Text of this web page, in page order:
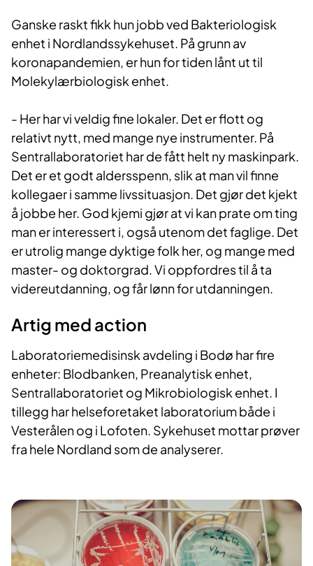
Ganske raskt fikk hun jobb ved Bakteriologisk
enhet i Nordlandssykehuset. På grunn av
koronapandemien, er hun for tiden lånt ut til
Molekylærbiologisk enhet.
- Her har vi veldig fine lokaler. Det er flott og
relativt nytt, med mange nye instrumenter. På
Sentrallaboratoriet har de fått helt ny maskinpark.
Det er et godt aldersspenn, slik at man vil finne
kollegaer i samme livssituasjon. Det gjør det kjekt
å jobbe her. God kjemi gjør at vi kan prate om ting
man er interessert i, også utenom det faglige. Det
er utrolig mange dyktige folk her, og mange med
master- og doktorgrad. Vi oppfordres til å ta
videreutdanning, og får lønn for utdanningen.
Artig med action
Laboratoriemedisinsk avdeling i Bodø har fire
enheter: Blodbanken, Preanalytisk enhet,
Sentrallaboratoriet og Mikrobiologisk enhet. I
tillegg har helseforetaket laboratorium både i
Vesterålen og i Lofoten. Sykehuset mottar prøver
fra hele Nordland som de analyserer.